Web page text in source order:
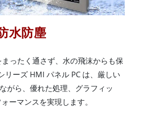
水防塵
ったく通さず、水の飛沫からも保
リーズ HMI パネル PC は、厳しい
がら、優れた処理、グラフィッ
ーマンスを実現します。